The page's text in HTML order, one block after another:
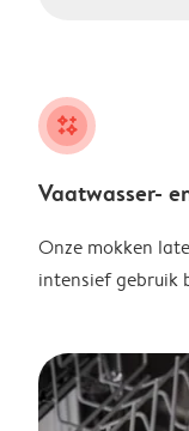
night
Vaatwasser-
Onze mokken
intensief gebruik